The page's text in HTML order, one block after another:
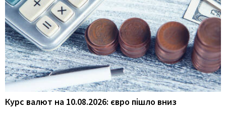
Курс валют на 10.08.2026: євро пішло вниз